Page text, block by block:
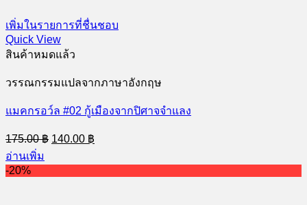
เพิ่มในรายการที่ชื่นชอบ
Quick View
สินค้าหมดแล้ว
วรรณกรรมแปลจากภาษาอังกฤษ
แมคกรอว์ล #02 กู้เมืองจากปิศาจจำแลง
175.00฿ Original
price
175.00 ฿.
140.00 ฿
price
140.00 ฿.
อ่านเพิ่ม
-20%